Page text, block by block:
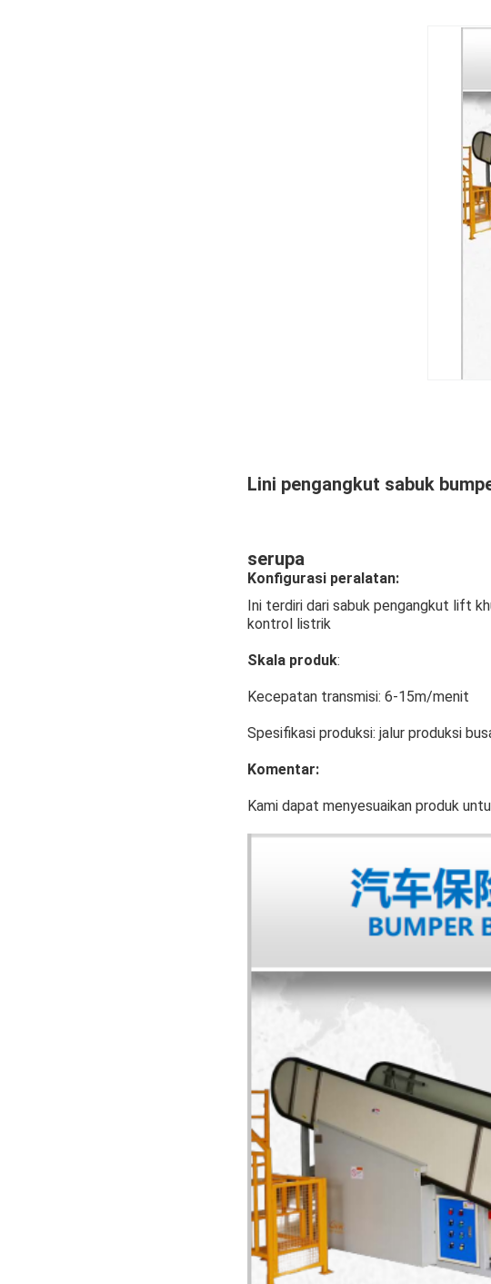
Lini pengangkut sabuk
serupa
Konfigurasi peralatan:
Ini terdiri dari sabuk pengangkut lift
kontrol listrik
Skala produk:
Kecepatan transmisi: 6-15m/menit
Spesifikasi produksi: jalur produksi
Komentar:
Kami dapat menyesuaikan produk